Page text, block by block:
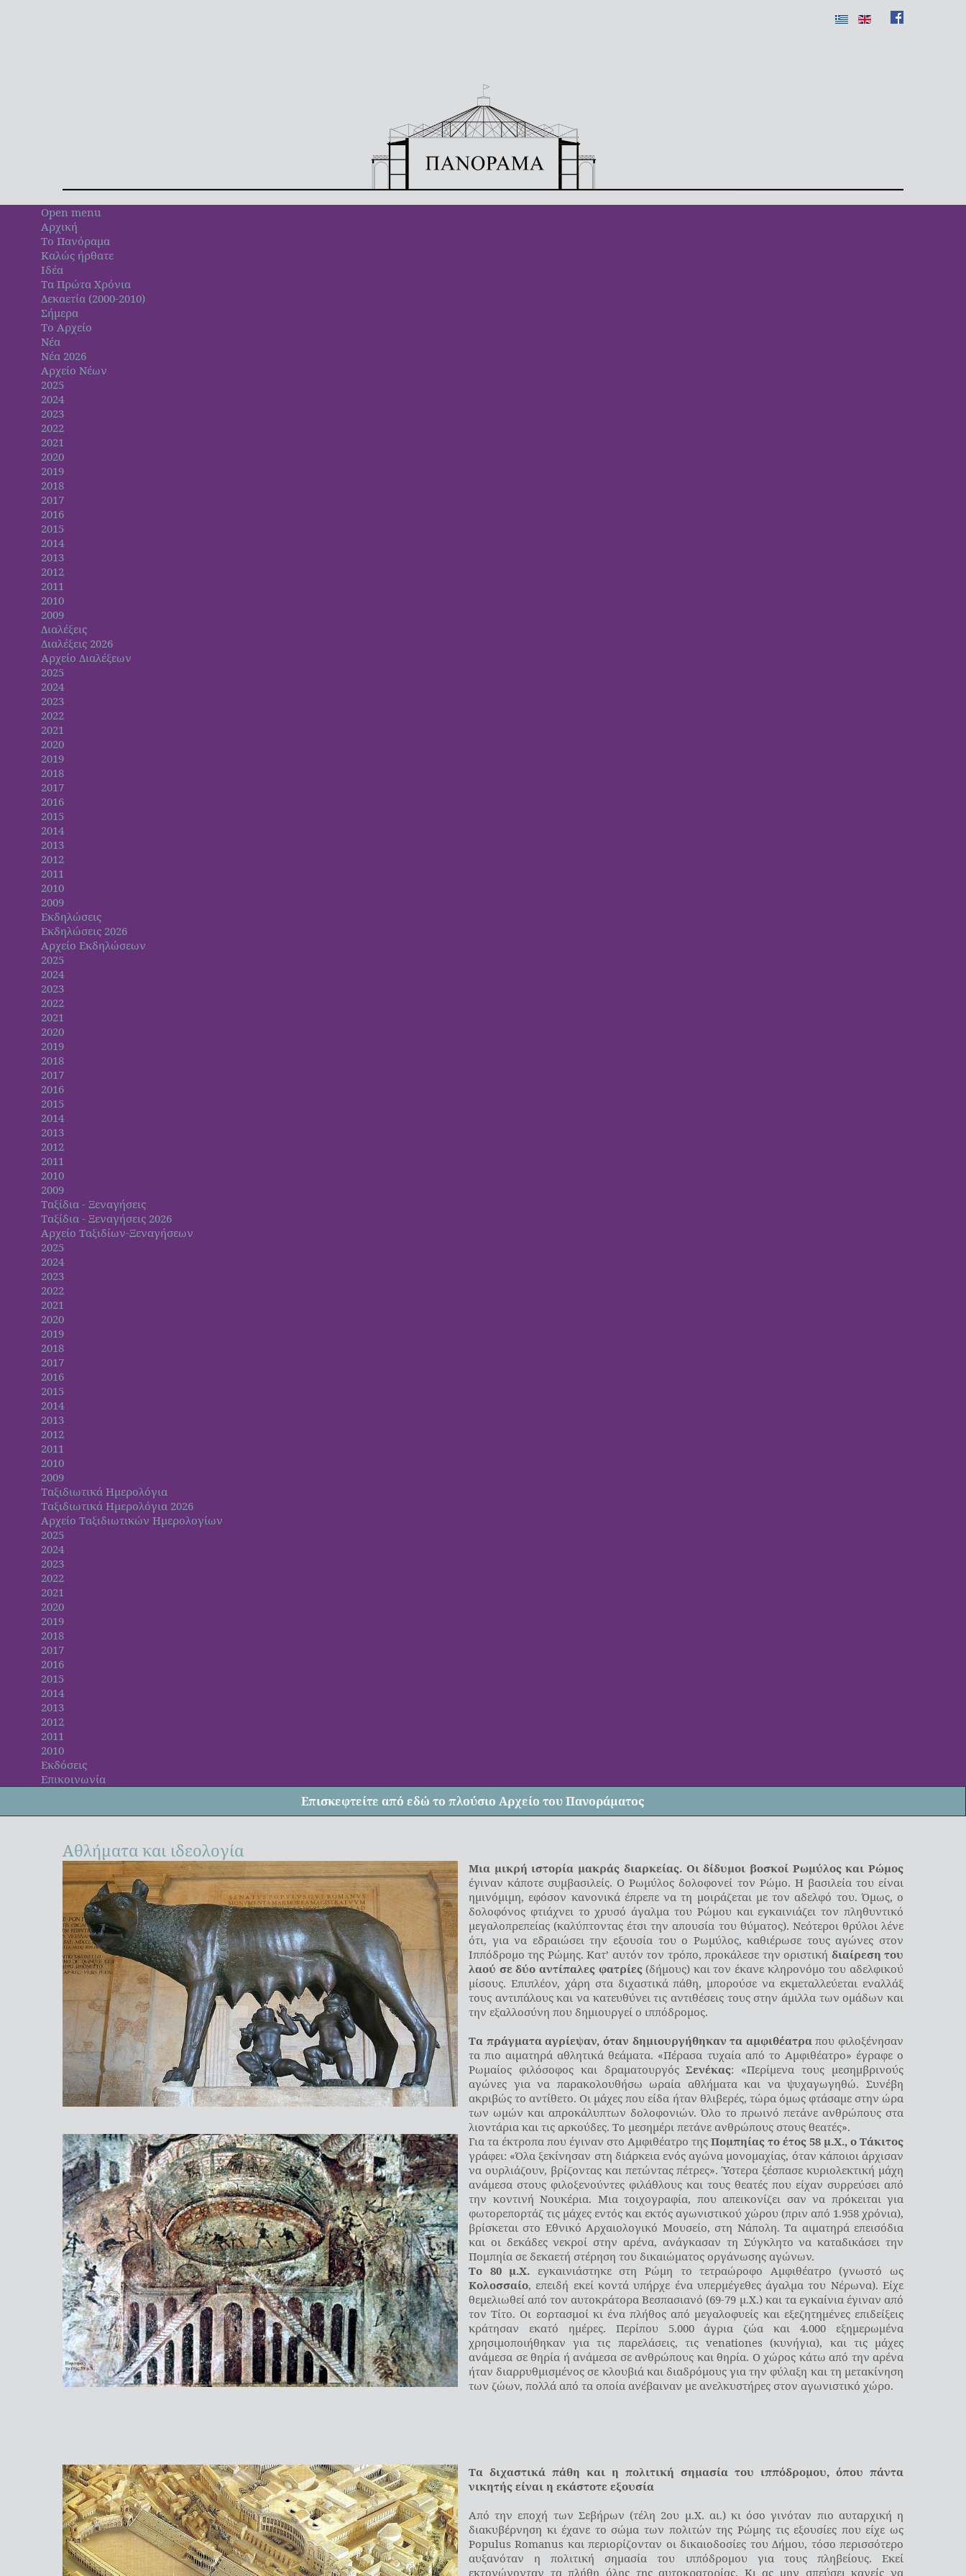
Open menu
Αρχική
Το Πανόραμα
Καλώς ήρθατε
Ιδέα
Τα Πρώτα Χρόνια
Δεκαετία (2000-2010)
Σήμερα
Το Αρχείο
Νέα
Νέα 2026
Αρχείο Νέων
2025
2024
2023
2022
2021
2020
2019
2018
2017
2016
2015
2014
2013
2012
2011
2010
2009
Διαλέξεις
Διαλέξεις 2026
Αρχείο Διαλέξεων
2025
2024
2023
2022
2021
2020
2019
2018
2017
2016
2015
2014
2013
2012
2011
2010
2009
Εκδηλώσεις
Εκδηλώσεις 2026
Αρχείο Εκδηλώσεων
2025
2024
2023
2022
2021
2020
2019
2018
2017
2016
2015
2014
2013
2012
2011
2010
2009
Ταξίδια - Ξεναγήσεις
Ταξίδια - Ξεναγήσεις 2026
Αρχείο Ταξιδίων-Ξεναγήσεων
2025
2024
2023
2022
2021
2020
2019
2018
2017
2016
2015
2014
2013
2012
2011
2010
2009
Ταξιδιωτικά Ημερολόγια
Ταξιδιωτικά Ημερολόγια 2026
Αρχείο Ταξιδιωτικών Ημερολογίων
2025
2024
2023
2022
2021
2020
2019
2018
2017
2016
2015
2014
2013
2012
2011
2010
Εκδόσεις
Επικοινωνία
Επισκεφτείτε από εδώ το πλούσιο Αρχείο του Πανοράματος
Αθλήματα και ιδεολογία
Μια μικρή ιστορία μακράς διαρκείας. Οι δίδυμοι βοσκοί Ρωμύλος και Ρώμος
έγιναν κάποτε συμβασιλείς. Ο Ρωμύλος δολοφονεί τον Ρώμο. Η βασιλεία του είναι
ημινόμιμη, εφόσον κανονικά έπρεπε να τη μοιράζεται με τον αδελφό του. Όμως, ο
δολοφόνος φτιάχνει το χρυσό άγαλμα του Ρώμου και εγκαινιάζει τον πληθυντικό
μεγαλοπρεπείας (καλύπτοντας έτσι την απουσία του θύματος). Νεότεροι θρύλοι λένε
ότι, για να εδραιώσει την εξουσία του ο Ρωμύλος, καθιέρωσε τους αγώνες στον
Ιππόδρομο της Ρώμης. Κατ’ αυτόν τον τρόπο, προκάλεσε την οριστική διαίρεση του
λαού σε δύο αντίπαλες φατρίες(δήμους) και τον έκανε κληρονόμο του αδελφικού
μίσους. Επιπλέον, χάρη στα διχαστικά πάθη, μπορούσε να εκμεταλλεύεται εναλλάξ
τους αντιπάλους και να κατευθύνει τις αντιθέσεις τους στην άμιλλα των ομάδων και
την εξαλλοσύνη που δημιουργεί ο ιππόδρομος.
Τα πράγματα αγρίεψαν, όταν δημιουργήθηκαν τα αμφιθέατρα που φιλοξένησαν
τα πιο αιματηρά αθλητικά θεάματα. «Πέρασα τυχαία από το Αμφιθέατρο» έγραφε ο
Ρωμαίος φιλόσοφος και δραματουργόςΣενέκας: «Περίμενα τους μεσημβρινούς
αγώνες για να παρακολουθήσω ωραία αθλήματα και να ψυχαγωγηθώ. Συνέβη
ακριβώς το αντίθετο. Οι μάχες που είδα ήταν θλιβερές, τώρα όμως φτάσαμε στην ώρα
των ωμών και απροκάλυπτων δολοφονιών. Όλο το πρωινό πετάνε ανθρώπους στα
λιοντάρια και τις αρκούδες. Το μεσημέρι πετάνε ανθρώπους στους θεατές».
Για τα έκτροπα που έγιναν στο Αμφιθέατρο της Πομπηίας το έτος 58 μ.Χ., ο Τάκιτος
γράφει: «Όλα ξεκίνησαν στη διάρκεια ενός αγώνα μονομαχίας, όταν κάποιοι άρχισαν
να ουρλιάζουν, βρίζοντας και πετώντας πέτρες». Ύστερα ξέσπασε κυριολεκτική μάχη
ανάμεσα στους φιλοξενούντες φιλάθλους και τους θεατές που είχαν συρρεύσει από
την κοντινή Νουκέρια. Μια τοιχογραφία, που απεικονίζει σαν να πρόκειται για
φωτορεπορτάζ τις μάχες εντός και εκτός αγωνιστικού χώρου (πριν από 1.958 χρόνια),
βρίσκεται στο Εθνικό Αρχαιολογικό Μουσείο, στη Νάπολη. Τα αιματηρά επεισόδια
και οι δεκάδες νεκροί στην αρένα, ανάγκασαν τη Σύγκλητο να καταδικάσει την
Πομπηία σε δεκαετή στέρηση του δικαιώματος οργάνωσης αγώνων.
Το 80 μ.Χ. εγκαινιάστηκε στη Ρώμη το τετραώροφο Αμφιθέατρο (γνωστό ως
Κολοσσαίο, επειδή εκεί κοντά υπήρχε ένα υπερμέγεθες άγαλμα του Νέρωνα). Είχε
θεμελιωθεί από τον αυτοκράτορα Βεσπασιανό (69-79 μ.Χ.) και τα εγκαίνια έγιναν από
τον Τίτο. Οι εορτασμοί κι ένα πλήθος από μεγαλοφυείς και εξεζητημένες επιδείξεις
κράτησαν εκατό ημέρες. Περίπου 5.000 άγρια ζώα και 4.000 εξημερωμένα
χρησιμοποιήθηκαν για τις παρελάσεις, τις venationes (κυνήγια), και τις μάχες
ανάμεσα σε θηρία ή ανάμεσα σε ανθρώπους και θηρία. Ο χώρος κάτω από την αρένα
ήταν διαρρυθμισμένος σε κλουβιά και διαδρόμους για την φύλαξη και τη μετακίνηση
των ζώων, πολλά από τα οποία ανέβαιναν με ανελκυστήρες στον αγωνιστικό χώρο.
Τα διχαστικά πάθη και η πολιτική σημασία του ιππόδρομου, όπου πάντα
νικητής είναι η εκάστοτε εξουσία
Από την εποχή των Σεβήρων (τέλη 2ου μ.Χ. αι.) κι όσο γινόταν πιο αυταρχική η
διακυβέρνηση κι έχανε το σώμα των πολιτών της Ρώμης τις εξουσίες που είχε ως
Populus Romanus και περιορίζονταν οι δικαιοδοσίες του Δήμου, τόσο περισσότερο
αυξανόταν η πολιτική σημασία του ιππόδρομου για τους πληβείους. Εκεί
εκτονώνονταν τα πλήθη όλης της αυτοκρατορίας. Κι ας μην σπεύσει κανείς να